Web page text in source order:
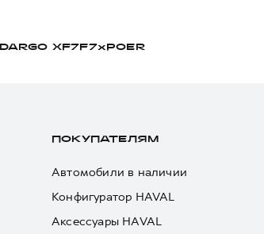
DARGO Х F7 F7x POER
ПОКУПАТЕЛЯМ
Автомобили в наличии
Конфигуратор HAVAL
Аксессуары HAVAL